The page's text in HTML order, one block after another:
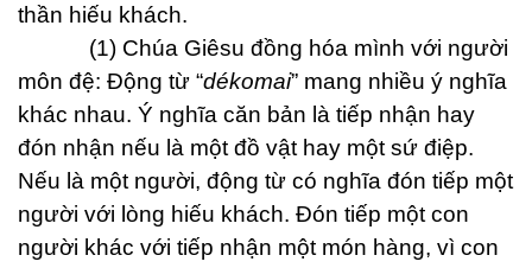
thần hiếu khách.
(1) Chúa Giêsu đồng hóa mình với người
môn đệ: Động từ “dékomai” mang nhiều ý nghĩa
khác nhau. Ý nghĩa căn bản là tiếp nhận hay
đón nhận nếu là một đồ vật hay một sứ điệp.
Nếu là một người, động từ có nghĩa đón tiếp một
người với lòng hiếu khách. Đón tiếp một con
người khác với tiếp nhận một món hàng, vì con